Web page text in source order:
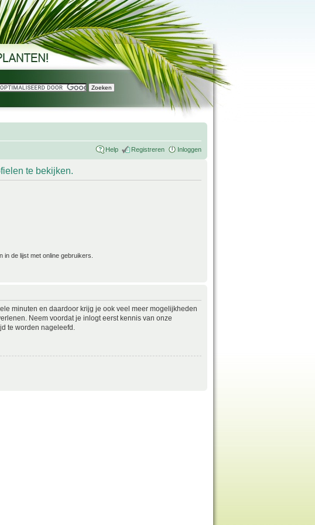
Help Registreren Inloggen
te bekijken.
de lijst met online gebruikers.
minuten en daardoor krijg je ook veel meer mogelijkheden
Neem voordat je inlogt eerst kennis van onze
te worden nageleefd.